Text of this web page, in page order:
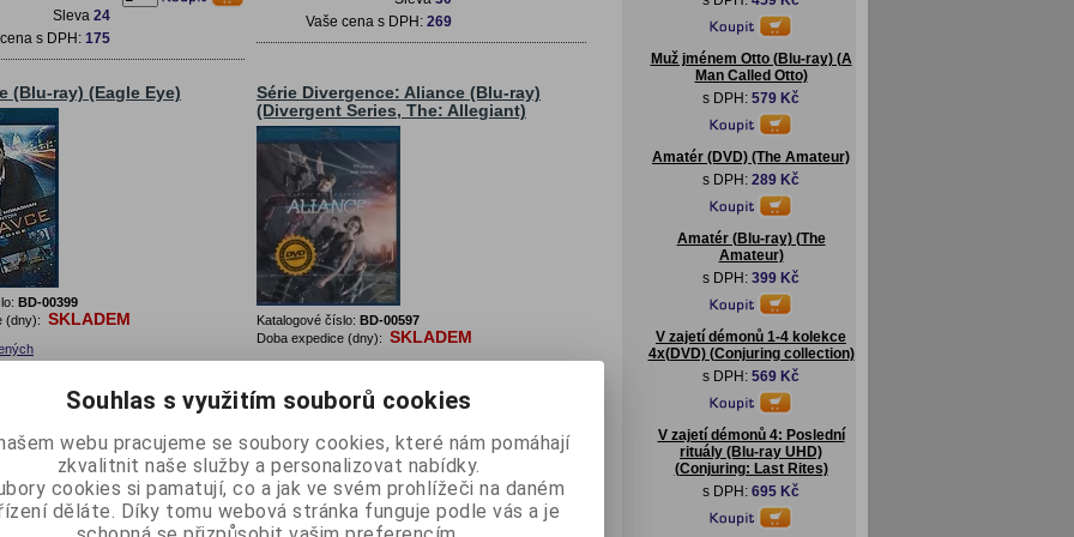
Sleva 24
s DPH: 175
Vaše cena s DPH: 269
(Blu-ray) (Eagle Eye)
BD-00399
(dny): SKLADEM
(Blu-ray)CZ Dabing 5.1 + Titulky
s DPH:229
s DPH:179
Série Divergence: Aliance (Blu-ray)
(Divergent Series, The: Allegiant)
Katalogové číslo: BD-00597
Doba expedice (dny): SKLADEM
Český název: Série Divergence: Aliance (Blu-
ray)Originální název: Divergent Series, The:
Vaše cena s DPH:533
(1960) (Blu-ray)
Seven)
Sedm statečných (1960) (Blu-ray)
(Magnificent Seven) - CZ dabing -
Muž jménem Otto (Blu-ray) (A
Man Called Otto)
s DPH: 579 Kč
Amatér (DVD) (The Amateur)
s DPH: 289 Kč
Amatér (Blu-ray) (The
Amateur)
s DPH: 399 Kč
V zajetí démonů 1-4 kolekce
4x(DVD) (Conjuring collection)
s DPH: 569 Kč
V zajetí démonů 4: Poslední
rituály (Blu-ray UHD)
(Conjuring: Last Rites)
s DPH: 695 Kč
Souhlas s využitím souborů cookies
webu pracujeme se soubory cookies, které nám pomáhají
zkvalitnit naše služby a personalizovat nabídky.
cookies si pamatují, co a jak ve svém prohlížeči na daném
děláte. Díky tomu webová stránka funguje podle vás a je